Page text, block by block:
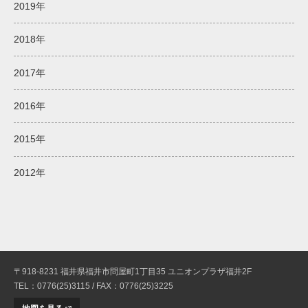
2019年
2018年
2017年
2016年
2015年
2012年
〒918-8231 福井県福井市問屋町1丁目35 ユニオンプラザ福井2F
TEL：0776(25)3115 / FAX：0776(25)3225